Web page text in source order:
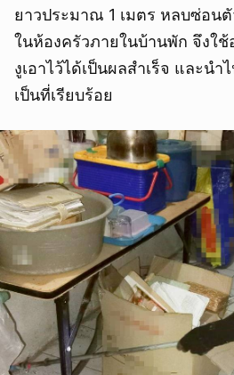
ยาวประมาณ 1 เมตร หลบซ่อน
ในห้องครัวภายในบ้านพัก จึงใ
งูเอาไว้ได้เป็นผลสำเร็จ และน
เป็นที่เรียบร้อย